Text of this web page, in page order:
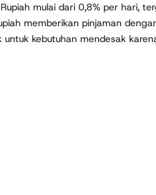
mulai dari 0,8% per hari,
memberikan pinjaman
kebutuhan mendesak